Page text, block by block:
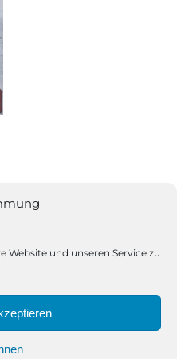
Website und unseren Service zu